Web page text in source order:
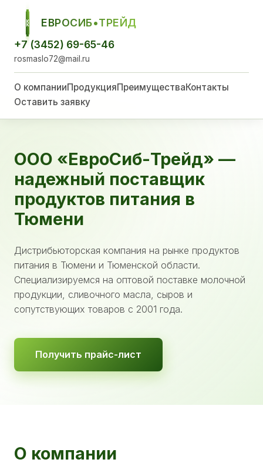
ЕСТ
ЕВРОСИБ•ТРЕЙД
+7 (3452) 69-65-46
rosmaslo72@mail.ru
О компанииПродукцияПреимуществаКонтакты
Оставить заявку
ООО «ЕвроСиб-Трейд» —
надежный поставщик
продуктов питания в
Тюмени
Дистрибьюторская компания на рынке продуктов
питания в Тюмени и Тюменской области.
Специализируемся на оптовой поставке молочной
продукции, сливочного масла, сыров и
сопутствующих товаров с 2001 года.
Получить прайс-лист
О компании